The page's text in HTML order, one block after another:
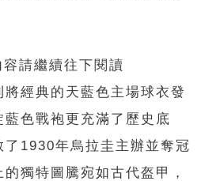
請繼續往下閱讀
經典的天藍色主場球衣發
色戰袍更充滿了歷史底
1930年烏拉圭主辦並奪冠
獨特圖騰宛如古代盔甲，